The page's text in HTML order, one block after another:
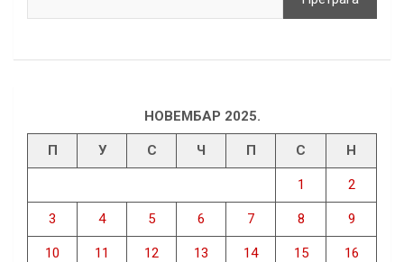
НОВЕМБАР 2025.
П У С Ч П С Н
1 2
3 4 5 6 7 8 9
10 11 12 13 14 15 16